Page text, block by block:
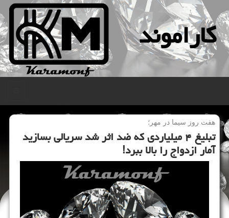
كاراموند
هفت روز سیما در مهر؛
تبلیغ ۴ میلیاردی که ضد اثر شد سریالی بسازید
آمار ازدواج را بالا ببرد!